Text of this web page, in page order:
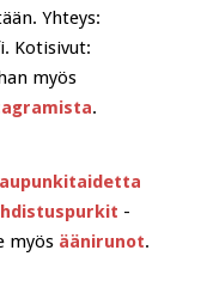
Yhteys:
Kotisivut:
myös
.
-
myös äänirunot.